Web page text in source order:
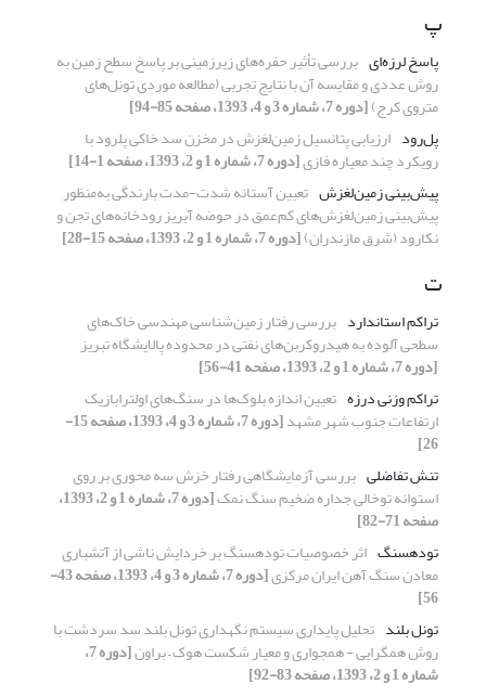
پ
پاسخ لرزه‌ای بررسی تأثیر حفره‌های زیرزمینی بر پاسخ سطح زمین به
روش عددی و مقایسه آن با نتایج تجربی (مطالعه موردی تونل‌های
متروی کرج)[دوره 7، شماره 3 و 4، 1393، صفحه 85-94]
پل‌رود ارزیابی پتانسیل زمین‌لغزش در مخزن سد خاکی پلرود با
رویکرد چند معیاره فازی[دوره 7، شماره 1 و 2، 1393، صفحه 1-14]
پیش‌بینی زمین‌لغزش تعیین آستانه شدت-مدت بارندگی به‌منظور
پیش‌بینی زمین‌لغزش‌های کم‌عمق در حوضه آبریز رودخانه‌های تجن و
نکارود (شرق مازندران)[دوره 7، شماره 1 و 2، 1393، صفحه 15-28]
ت
تراکم استاندارد بررسی رفتار زمین‌شناسی مهندسی خاک‌های
سطحی آلوده به هیدروکربن‌های نفتی در محدوده پالایشگاه تبریز
[دوره 7، شماره 1 و 2، 1393، صفحه 41-56]
تراکم وزنی درزه تعیین اندازه بلوک‌ها در سنگ‌های اولترابازیک
ارتفاعات جنوب شهر مشهد [دوره 7، شماره 3 و 4، 1393، صفحه 15-
26]
تنش تفاضلی بررسی آزمایشگاهی رفتار خزش سه محوری بر روی
استوانه توخالی جداره ضخیم سنگ نمک [دوره 7، شماره 1 و 2، 1393،
صفحه 71-82]
توده‎سنگ
اثر خصوصیات توده‎سنگ بر خردایش ناشی از آتشباری
معادن سنگ آهن ایران مرکزی [دوره 7، شماره 3 و 4، 1393، صفحه 43-
56]
تونل بلند تحلیل پایداری سیستم نگهداری تونل بلند سد سردشت با
روش‌ همگرایی - همجواری و معیار شکست هوک – براون [دوره 7،
شماره 1 و 2، 1393، صفحه 83-92]